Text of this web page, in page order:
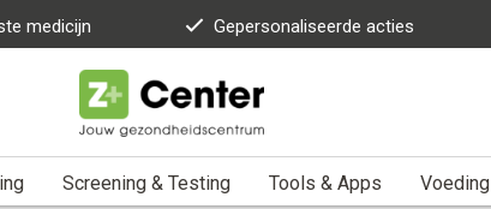
medicijn Gepersonaliseerde acties
Screening & Testing Tools & Apps Voeding